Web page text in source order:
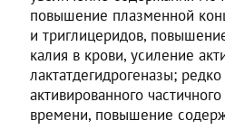
повышение плазменной
и триглицеридов,
калия в крови, усиление
лактатдегидрогеназы;
активированного
времени, повышение